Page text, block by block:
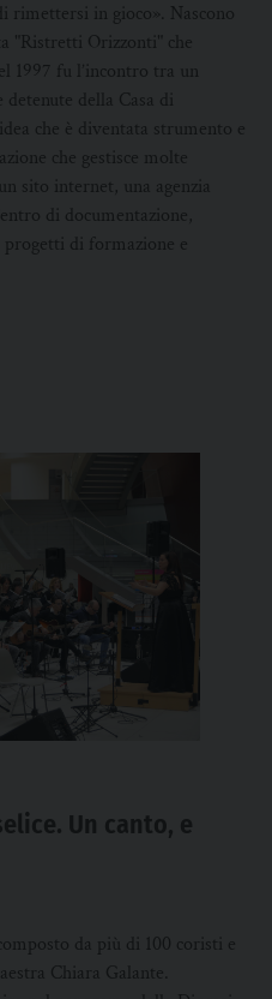
rimettersi in gioco». Nascono
"Ristretti Orizzonti" che
1997 fu l’incontro tra un
della Casa di
che è diventata strumento e
che gestisce molte
sito internet, una agenzia
di documentazione,
di formazione e
Un canto, e
da più di 100 coristi e
Chiara Galante.